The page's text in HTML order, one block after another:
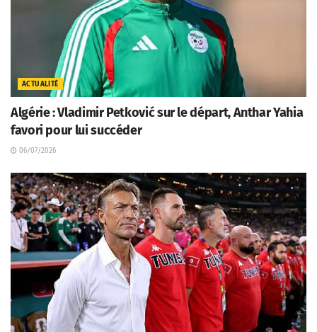
ACTUALITÉ
Algérie : Vladimir Petković sur le départ, Anthar Yahia
favori pour lui succéder
06/07/2026